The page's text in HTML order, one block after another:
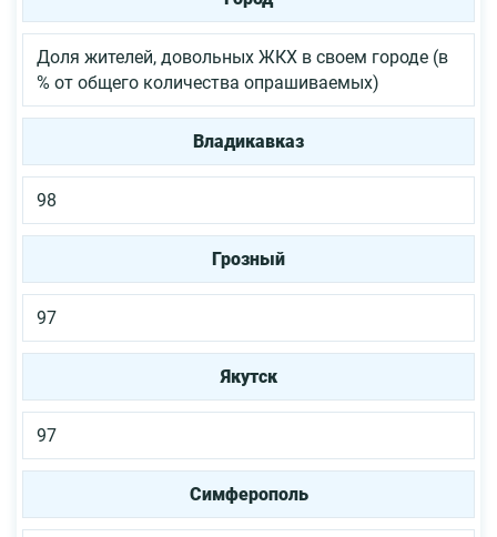
Доля жителей, довольных ЖКХ в своем городе (в
% от общего количества опрашиваемых)
Владикавказ
98
Грозный
97
Якутск
97
Симферополь